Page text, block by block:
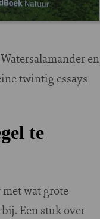
en
twintig essays
te
met wat grote
Een stuk over